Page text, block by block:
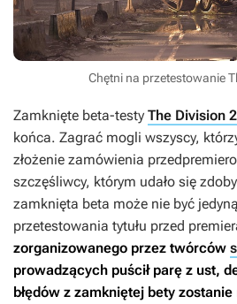
Chętni na przetestowanie
Zamknięte beta-testy The Division 2
końca. Zagrać mogli wszyscy,
złożenie zamówienia
szczęśliwcy, którym udało się
zamknięta beta może nie być
przetestowania tytułu przed
zorganizowanego przez twórców
prowadzących puścił parę z ust,
błędów z zamkniętej bety